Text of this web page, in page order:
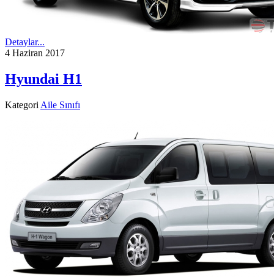
Detaylar...
4 Haziran 2017
Hyundai H1
Kategori Aile Sınıfı